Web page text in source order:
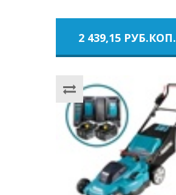
2 439,15 РУБ.КОП.